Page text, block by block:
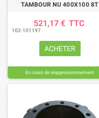
TAMBOUR NU 400X100 8T
521,17 € TTC
102-101197
ACHETER
En cours de réapprovisionnement